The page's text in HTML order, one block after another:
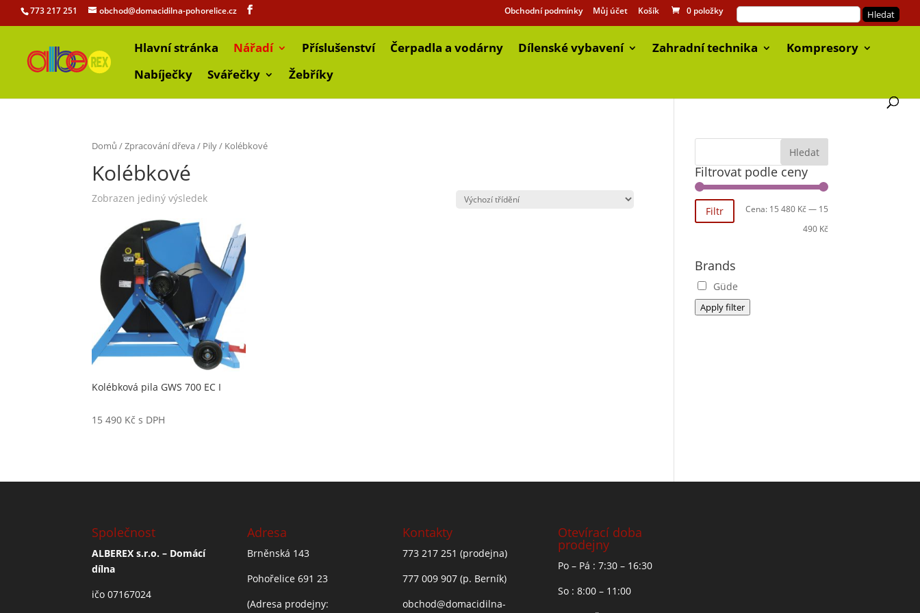
773 217 251 obchod@domacidilna-pohorelice.cz Obchodní podmínky Můj účet Košík 0 položky
Hlavní stránka Nářadí Příslušenství Čerpadla a vodárny Dílenské vybavení Zahradní technika
Kompresory
Nabíječky
Svářečky Žebříky
Domů /Zpracování dřeva/ Pily/ Kolébkové
Kolébkové
Zobrazen jediný výsledek
Kolébková pila GWS 700 EC I
15 490 Kč s DPH
Filtrovat podle ceny
Filtr Cena: 15 480 Kč— 15
490 Kč
Brands
Güde
Apply filter
Společnost
ALBEREX s.r.o. – Domácí
dílna
ičo 07167024
Adresa
Brněnská 143
Pohořelice 691 23
(Adresa prodejny:
Kontakty
773 217 251 (prodejna)
777 009 907 (p. Berník)
obchod@domacidilna-
Otevírací doba
prodejny
Po – Pá : 7:30 – 16:30
So : 8:00 – 11:00